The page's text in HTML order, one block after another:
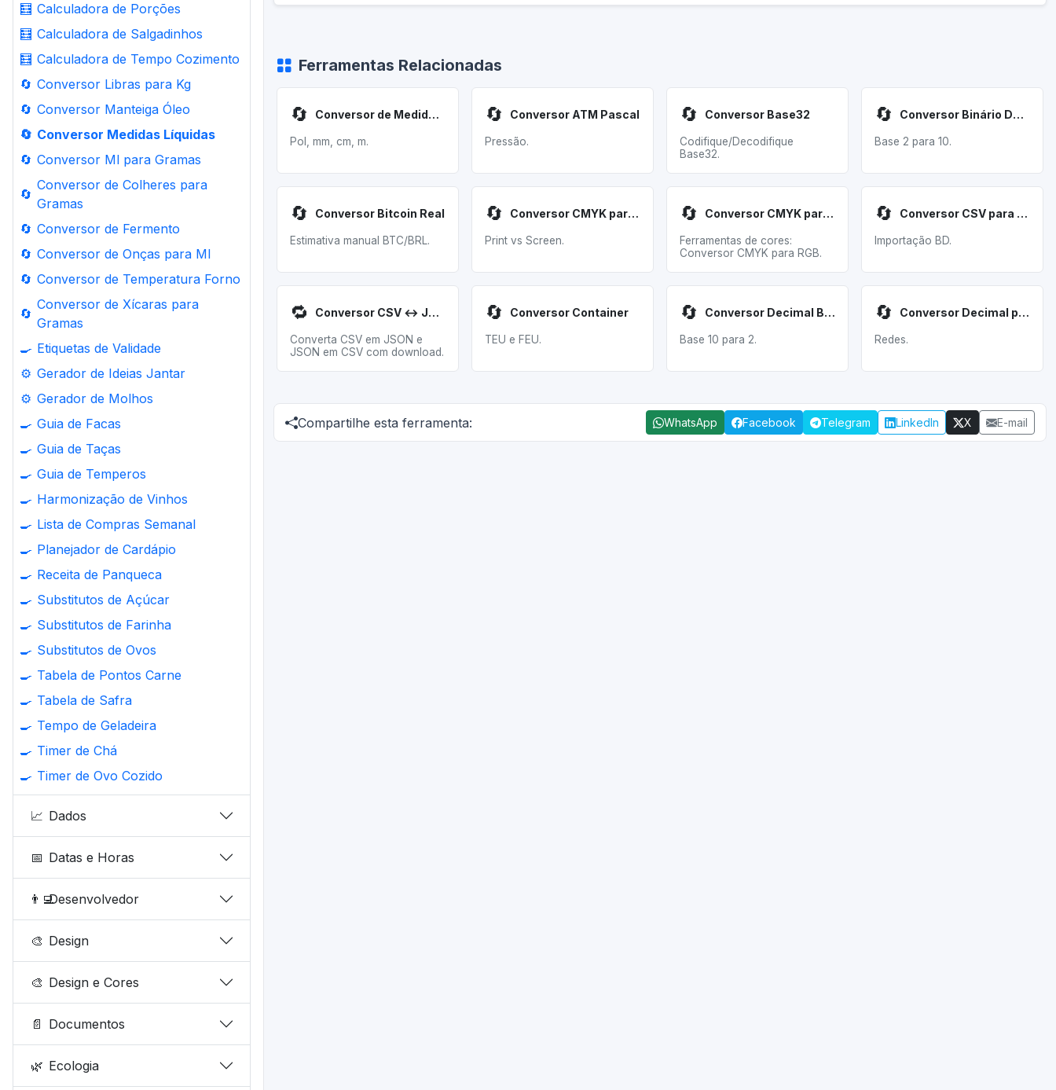
🧮 Calculadora de Porções
🧮 Calculadora de Salgadinhos
🧮 Calculadora de Tempo Cozimento
🔄 Conversor Libras para Kg
🔄 Conversor Manteiga Óleo
🔄 Conversor Medidas Líquidas
🔄 Conversor Ml para Gramas
🔄
Conversor de Colheres para
Gramas
🔄 Conversor de Fermento
🔄 Conversor de Onças para Ml
🔄 Conversor de Temperatura Forno
🔄
Conversor de Xícaras para
Gramas
🍳 Etiquetas de Validade
⚙️ Gerador de Ideias Jantar
⚙️ Gerador de Molhos
🍳 Guia de Facas
🍳 Guia de Taças
🍳 Guia de Temperos
🍳 Harmonização de Vinhos
🍳 Lista de Compras Semanal
🍳 Planejador de Cardápio
🍳 Receita de Panqueca
🍳 Substitutos de Açúcar
🍳 Substitutos de Farinha
🍳 Substitutos de Ovos
🍳 Tabela de Pontos Carne
🍳 Tabela de Safra
🍳 Tempo de Geladeira
🍳 Timer de Chá
🍳 Timer de Ovo Cozido
📈 Dados
📅 Datas e Horas
👨‍💻Desenvolvedor
🎨 Design
🎨 Design e Cores
📄 Documentos
🌿 Ecologia
Ferramentas Relacionadas
🔄 Conversor de Medidas Obra
Pol, mm, cm, m.
🔄 Conversor ATM Pascal
Pressão.
🔄 Conversor Base32
Codifique/Decodifique
Base32.
🔄 Conversor Binário Decimal
Base 2 para 10.
🔄 Conversor Bitcoin Real
Estimativa manual BTC/BRL.
🔄 Conversor CMYK para RGB
Print vs Screen.
🔄 Conversor CMYK para RGB
Ferramentas de cores:
Conversor CMYK para RGB.
🔄 Conversor CSV para SQL
Importação BD.
🔁 Conversor CSV ↔ JSON
Converta CSV em JSON e
JSON em CSV com download.
🔄 Conversor Container
TEU e FEU.
🔄 Conversor Decimal Binário
Base 10 para 2.
🔄 Conversor Decimal para IP
Redes.
Compartilhe esta ferramenta: WhatsApp Facebook Telegram LinkedIn X E-mail